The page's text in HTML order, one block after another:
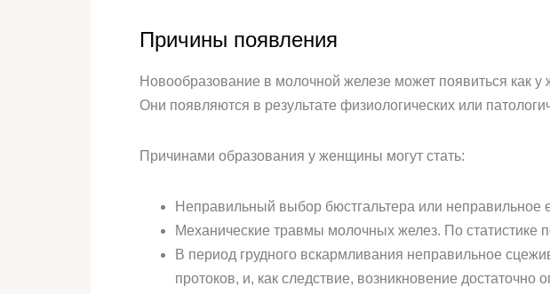
Причины появления
Новообразование в молочной железе может появиться как
Они появляются в результате физиологических или
Причинами образования у женщины могут стать:
Неправильный выбор бюстгальтера или
Механические травмы молочных желез. По статистике
В период грудного вскармливания неправильное
протоков, и, как следствие, возникновение достаточно